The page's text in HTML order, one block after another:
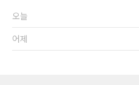
오늘
어제